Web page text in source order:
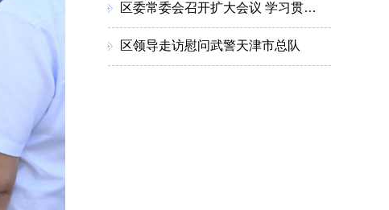
区委常委会召开扩大会议 学习贯彻习近平总书记重要讲话精神 分析上半年经济形势研究部署下一步工作
区领导走访慰问武警天津市总队